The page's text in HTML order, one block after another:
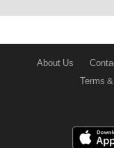
About Us
Terms